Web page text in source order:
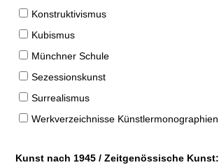
Konstruktivismus
Kubismus
Münchner Schule
Sezessionskunst
Surrealismus
Werkverzeichnisse Künstlermonographien
Kunst nach 1945 / Zeitgenössische Kunst: